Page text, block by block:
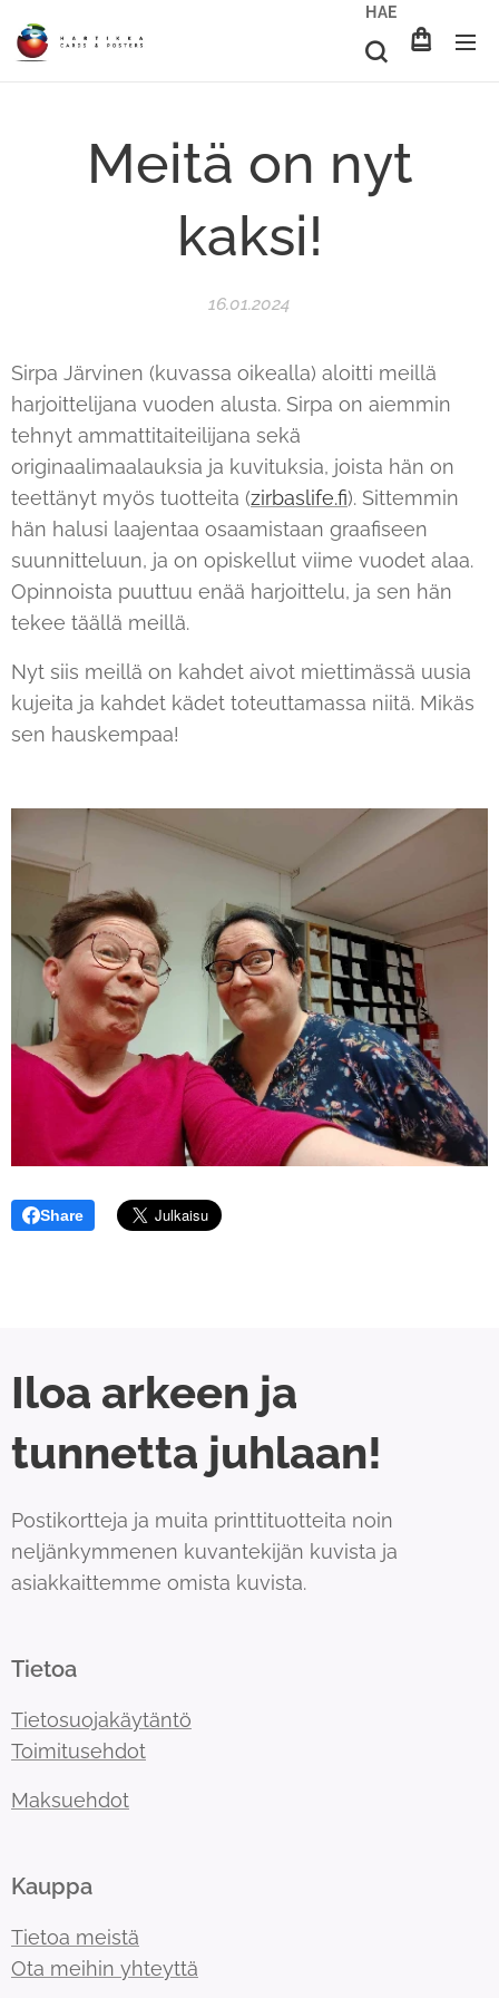
HAE
Meitä on nyt
kaksi!
16.01.2024
Sirpa Järvinen (kuvassa oikealla) aloitti meillä
harjoittelijana vuoden alusta. Sirpa on aiemmin
tehnyt ammattitaiteilijana sekä
originaalimaalauksia ja kuvituksia, joista hän on
teettänyt myös tuotteita (zirbaslife.fi). Sittemmin
hän halusi laajentaa osaamistaan graafiseen
suunnitteluun, ja on opiskellut viime vuodet alaa.
Opinnoista puuttuu enää harjoittelu, ja sen hän
tekee täällä meillä.
Nyt siis meillä on kahdet aivot miettimässä uusia
kujeita ja kahdet kädet toteuttamassa niitä. Mikäs
sen hauskempaa!
Share
Iloa arkeen ja
tunnetta juhlaan!
Postikortteja ja muita printtituotteita noin
neljänkymmenen kuvantekijän kuvista ja
asiakkaittemme omista kuvista.
Tietoa
Tietosuojakäytäntö
Toimitusehdot
Maksuehdot
Kauppa
Tietoa meistä
Ota meihin yhteyttä